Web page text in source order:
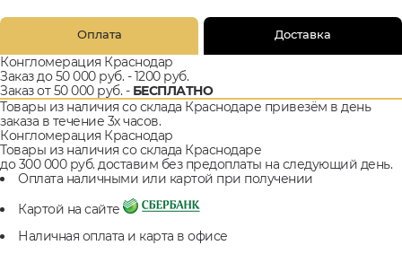
Оплата Доставка
Конгломерация Краснодар
Заказ до 50 000 руб. - 1200 руб.
Заказ от 50 000 руб. - БЕСПЛАТНО
Товары из наличия со склада Краснодаре привезём в день
заказа в течение 3х часов.
Конгломерация Краснодар
Товары из наличия со склада Краснодаре
до 300 000 руб. доставим без предоплаты на следующий день.
Оплата наличными или картой при получении
Картой на сайте
Наличная оплата и карта в офисе